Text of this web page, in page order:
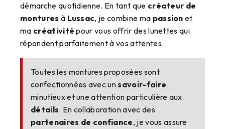
démarche quotidienne. En tant que créateur de
montures à Lussac, je combine ma passion et
ma créativité pour vous offrir des lunettes qui
répondent parfaitement à vos attentes.
Toutes les montures proposées sont
confectionnées avec unsavoir-faire
minutieux et une attention particulière aux
détails. En collaboration avec des
partenaires de confiance, je vous assure